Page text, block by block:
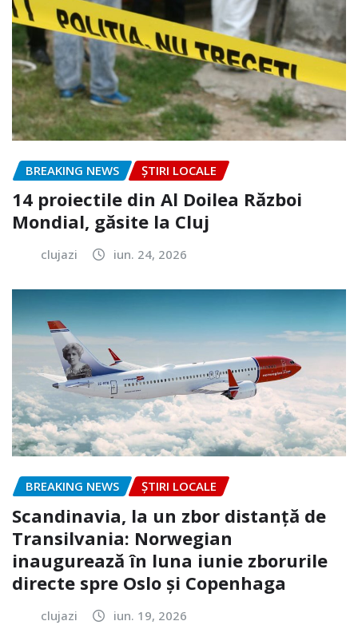
BREAKING NEWS ȘTIRI LOCALE
14 proiectile din Al Doilea Război
Mondial, găsite la Cluj
clujazi iun. 24, 2026
BREAKING NEWS ȘTIRI LOCALE
Scandinavia, la un zbor distanță de
Transilvania: Norwegian
inaugurează în luna iunie zborurile
directe spre Oslo și Copenhaga
clujazi iun. 19, 2026